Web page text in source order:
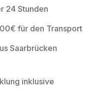
24 Stunden
für den Transport
Saarbrücken
inklusive